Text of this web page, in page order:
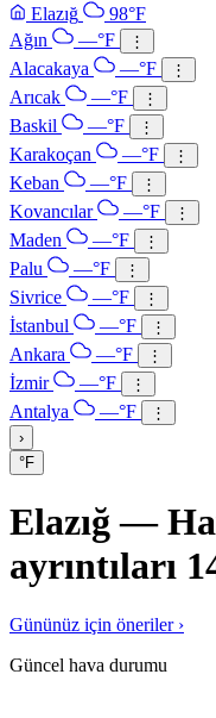
Elazığ
98°F
Ağın
—°F ⋮
Alacakaya —°F ⋮
Arıcak —°F ⋮
Baskil —°F ⋮
Karakoçan —°F ⋮
Keban —°F ⋮
Kovancılar —°F ⋮
Maden —°F ⋮
Palu —°F ⋮
Sivrice —°F ⋮
İstanbul —°F ⋮
Ankara —°F ⋮
İzmir —°F ⋮
Antalya —°F
⋮
›
°F
Elazığ —
ayrıntıları
Gününüz için öneriler ›
Güncel hava durumu